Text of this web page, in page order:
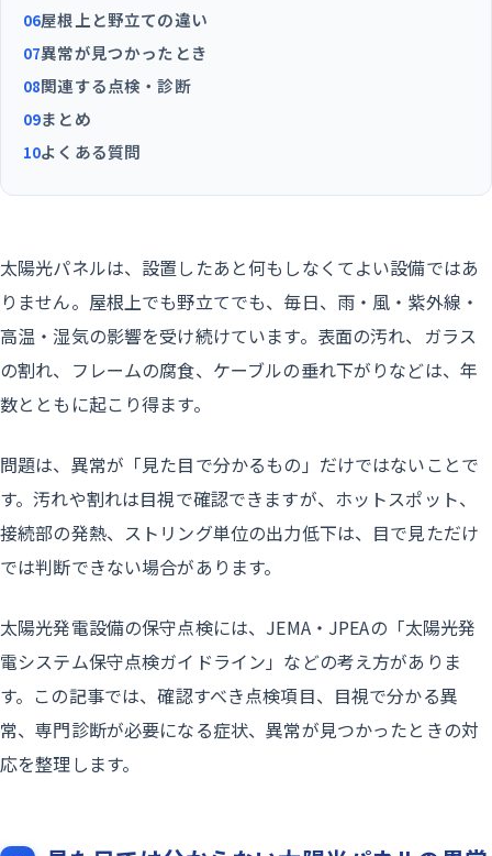
06屋根上と野立ての違い
07異常が見つかったとき
08関連する点検・診断
09まとめ
10よくある質問
太陽光パネルは、設置したあと何もしなくてよい設備ではあ
りません。屋根上でも野立てでも、毎日、雨・風・紫外線・
高温・湿気の影響を受け続けています。表面の汚れ、ガラス
の割れ、フレームの腐食、ケーブルの垂れ下がりなどは、年
数とともに起こり得ます。
問題は、異常が「見た目で分かるもの」だけではないことで
す。汚れや割れは目視で確認できますが、ホットスポット、
接続部の発熱、ストリング単位の出力低下は、目で見ただけ
では判断できない場合があります。
太陽光発電設備の保守点検には、JEMA・JPEAの「太陽光発
電システム保守点検ガイドライン」などの考え方がありま
す。この記事では、確認すべき点検項目、目視で分かる異
常、専門診断が必要になる症状、異常が見つかったときの対
応を整理します。